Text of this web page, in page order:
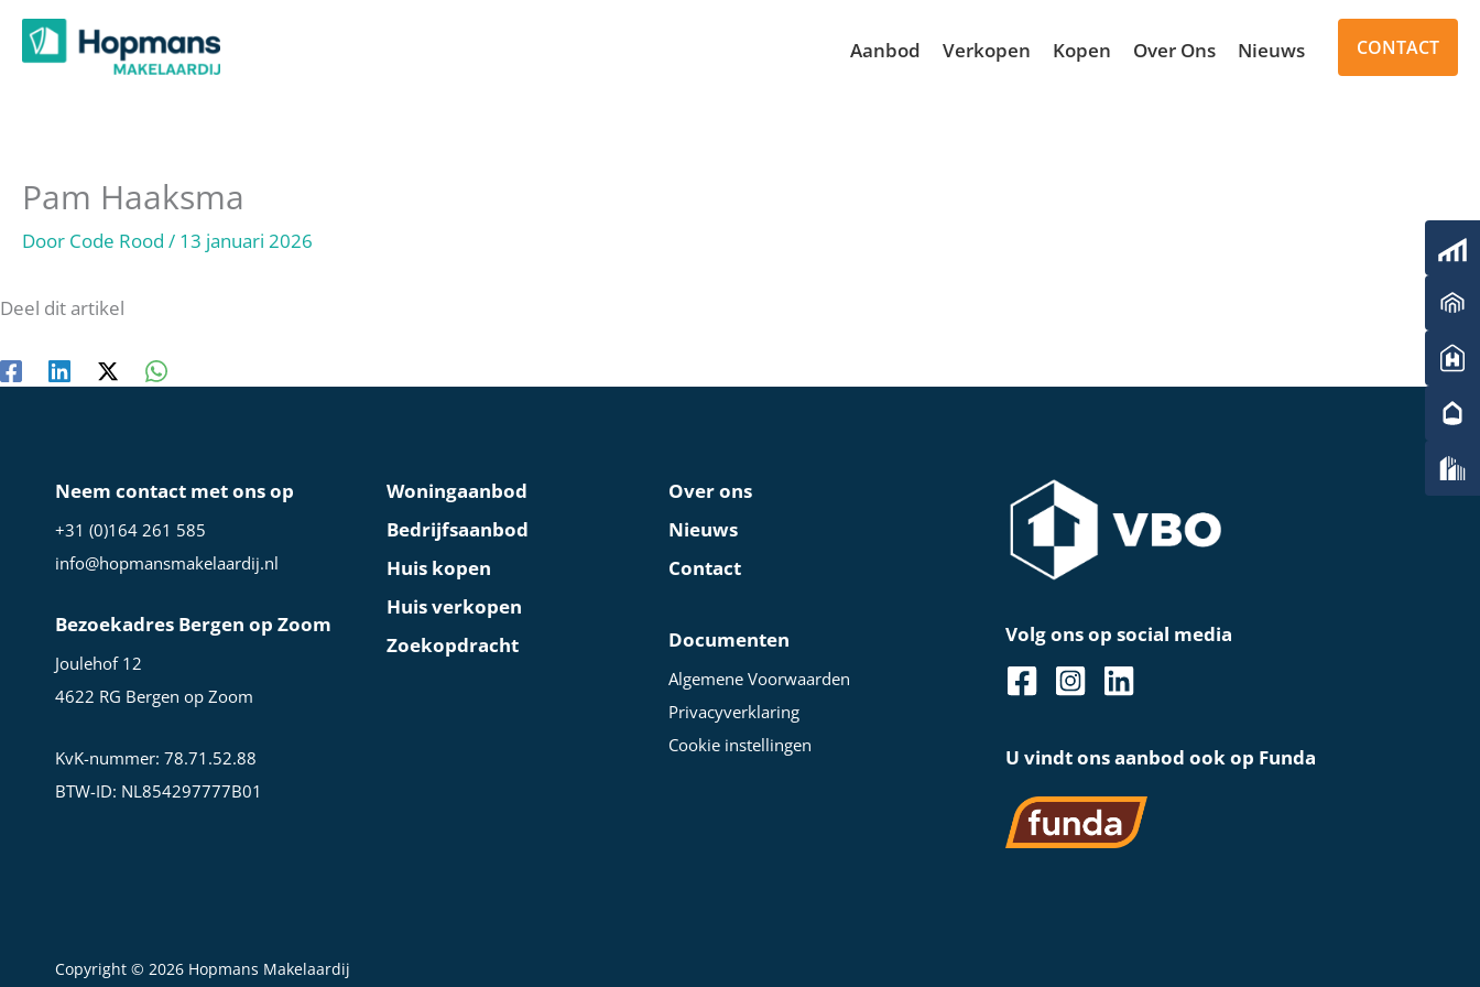
naar
Aanbod Verkopen Kopen Over Ons Nieuws CONTACT
Pam Haaksma
Door Code Rood / 13 januari 2026
Deel dit artikel
Neem contact met ons op
+31 (0)164 261 585
info@hopmansmakelaardij.nl
Bezoekadres Bergen op Zoom
Joulehof 12
4622 RG Bergen op Zoom
KvK-nummer: 78.71.52.88
BTW-ID: NL854297777B01
Woningaanbod
Bedrijfsaanbod
Huis kopen
Huis verkopen
Zoekopdracht
Over ons
Nieuws
Contact
Documenten
Algemene Voorwaarden
Privacyverklaring
Cookie instellingen
Volg ons op social media
U vindt ons aanbod ook op Funda
Copyright © 2026 Hopmans Makelaardij